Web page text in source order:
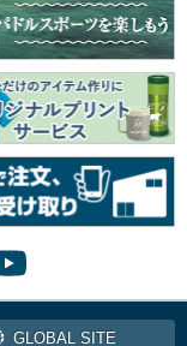
GLOBAL SITE